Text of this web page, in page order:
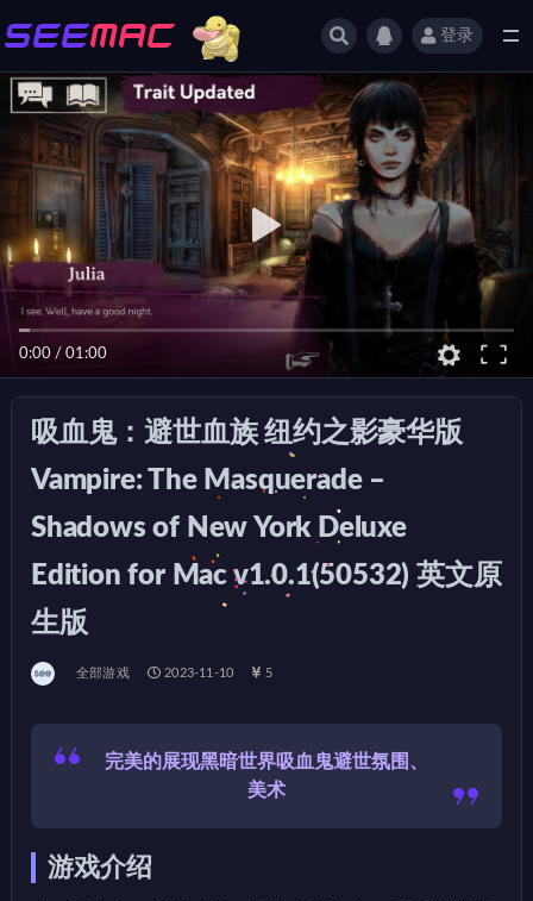
登录
0:00 / 01:00
吸血鬼：避世血族 纽约之影豪华版
Vampire: The Masquerade –
Shadows of New York Deluxe
Edition for Mac v1.0.1(50532) 英文原
生版
全部游戏 2023-11-10 5
完美的展现黑暗世界吸血鬼避世氛围、
美术
游戏介绍